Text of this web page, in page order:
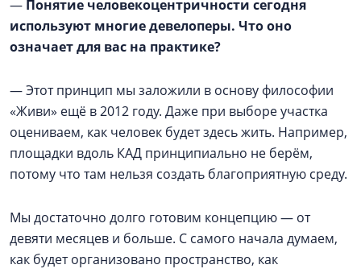
— Понятие человекоцентричности сегодня
используют многие девелоперы. Что оно
означает для вас на практике?
— Этот принцип мы заложили в основу философии
«Живи» ещё в 2012 году. Даже при выборе участка
оцениваем, как человек будет здесь жить. Например,
площадки вдоль КАД принципиально не берём,
потому что там нельзя создать благоприятную среду.
Мы достаточно долго готовим концепцию — от
девяти месяцев и больше. С самого начала думаем,
как будет организовано пространство, как